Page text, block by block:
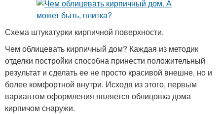
Схема штукатурки кирпичной поверхности.
Чем облицевать кирпичный дом? Каждая из методик
отделки постройки способна принести положительный
результат и сделать ее не просто красивой внешне, но и
более комфортной внутри. Исходя из этого, первым
вариантом оформления является облицовка дома
кирпичом снаружи.